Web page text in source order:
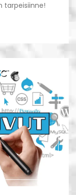
tarpeisiinne!